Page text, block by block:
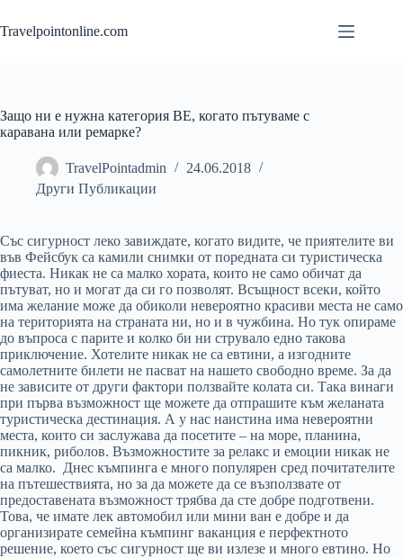
to
content
Travelpointonline.com
Защо ни е нужна категория ВЕ, когато пътуваме с
каравана или ремарке?
TravelPointadmin
24.06.2018
Други Публикации
Със сигурност леко завиждате, когато видите, че приятелите ви
във Фейсбук са камили снимки от поредната си туристическа
фиеста. Никак не са малко хората, които не само обичат да
пътуват, но и могат да си го позволят. Всъщност всеки, който
има желание може да обиколи невероятно красиви места не само
на територията на страната ни, но и в чужбина. Но тук опираме
до въпроса с парите и колко би ни струвало едно такова
приключение. Хотелите никак не са евтини, а изгодните
самолетните билети не пасват на нашето свободно време. За да
не зависите от други фактори ползвайте колата си. Така винаги
при първа възможност ще можете да отпрашите към желаната
туристическа дестинация. А у нас наистина има невероятни
места, които си заслужава да посетите – на море, планина,
пикник, риболов. Възможностите за релакс и емоции никак не
са малко. Днес къмпинга е много популярен сред почитателите
на пътешествията, но за да можете да се възползвате от
предоставената възможност трябва да сте добре подготвени.
Това, че имате лек автомобил или мини ван е добре и да
организирате семейна къмпинг ваканция е перфектното
решение, което със сигурност ще ви излезе и много евтино. Но